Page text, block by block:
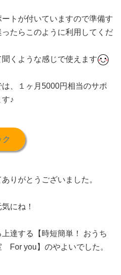
トが付いていますので準備す
たらこのように利用してくだ
くような感じで使えます
、１ヶ月5000円相当のサポ
♪
りがとうございました。
にね！
達する【時短簡単！ おうち
For you】のやよいでした。